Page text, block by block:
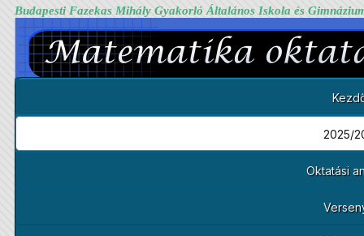
Budapesti Fazekas Mihály Gyakorló Általános Iskola és
2025/
Oktatási